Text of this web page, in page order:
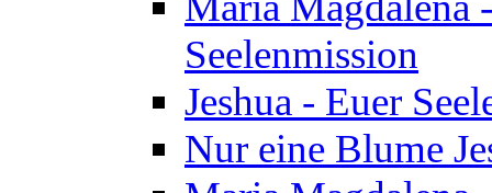
Seelenmission
Jeshua - Euer
Nur eine Blume